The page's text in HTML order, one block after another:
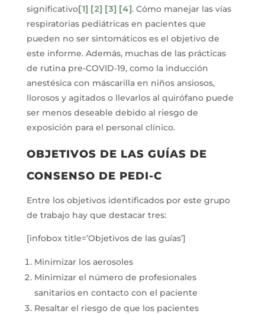
significativo[1] [2] [3] [4]. Cómo manejar las vías
respiratorias pediátricas en pacientes que
pueden no ser sintomáticos es el objetivo de
este informe. Además, muchas de las prácticas
de rutina pre-COVID-19, como la inducción
anestésica con máscarilla en niños ansiosos,
llorosos y agitados o llevarlos al quirófano puede
ser menos deseable debido al riesgo de
exposición para el personal clínico.
OBJETIVOS DE LAS GUÍAS DE
CONSENSO DE PEDI-C
Entre los objetivos identificados por este grupo
de trabajo hay que destacar tres:
[infobox title=’Objetivos de las guías’]
Minimizar los aerosoles
Minimizar el número de profesionales
sanitarios en contacto con el paciente
Resaltar el riesgo de que los pacientes